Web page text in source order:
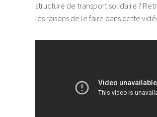
structure de transport solidaire ?
les raisons de le faire dans cette